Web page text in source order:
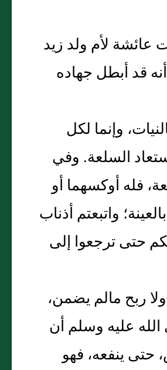
لأم ولد زيد
قد أبطل جهاده
وإنما لكل
السلعة‏.‏ وفي
فله أوكسهما أو
واتبعتم أذناب
حتى ترجعوا إلى
ربح مالم يضمن،
عليه وسلم أن
حتى ينفعه، فهو